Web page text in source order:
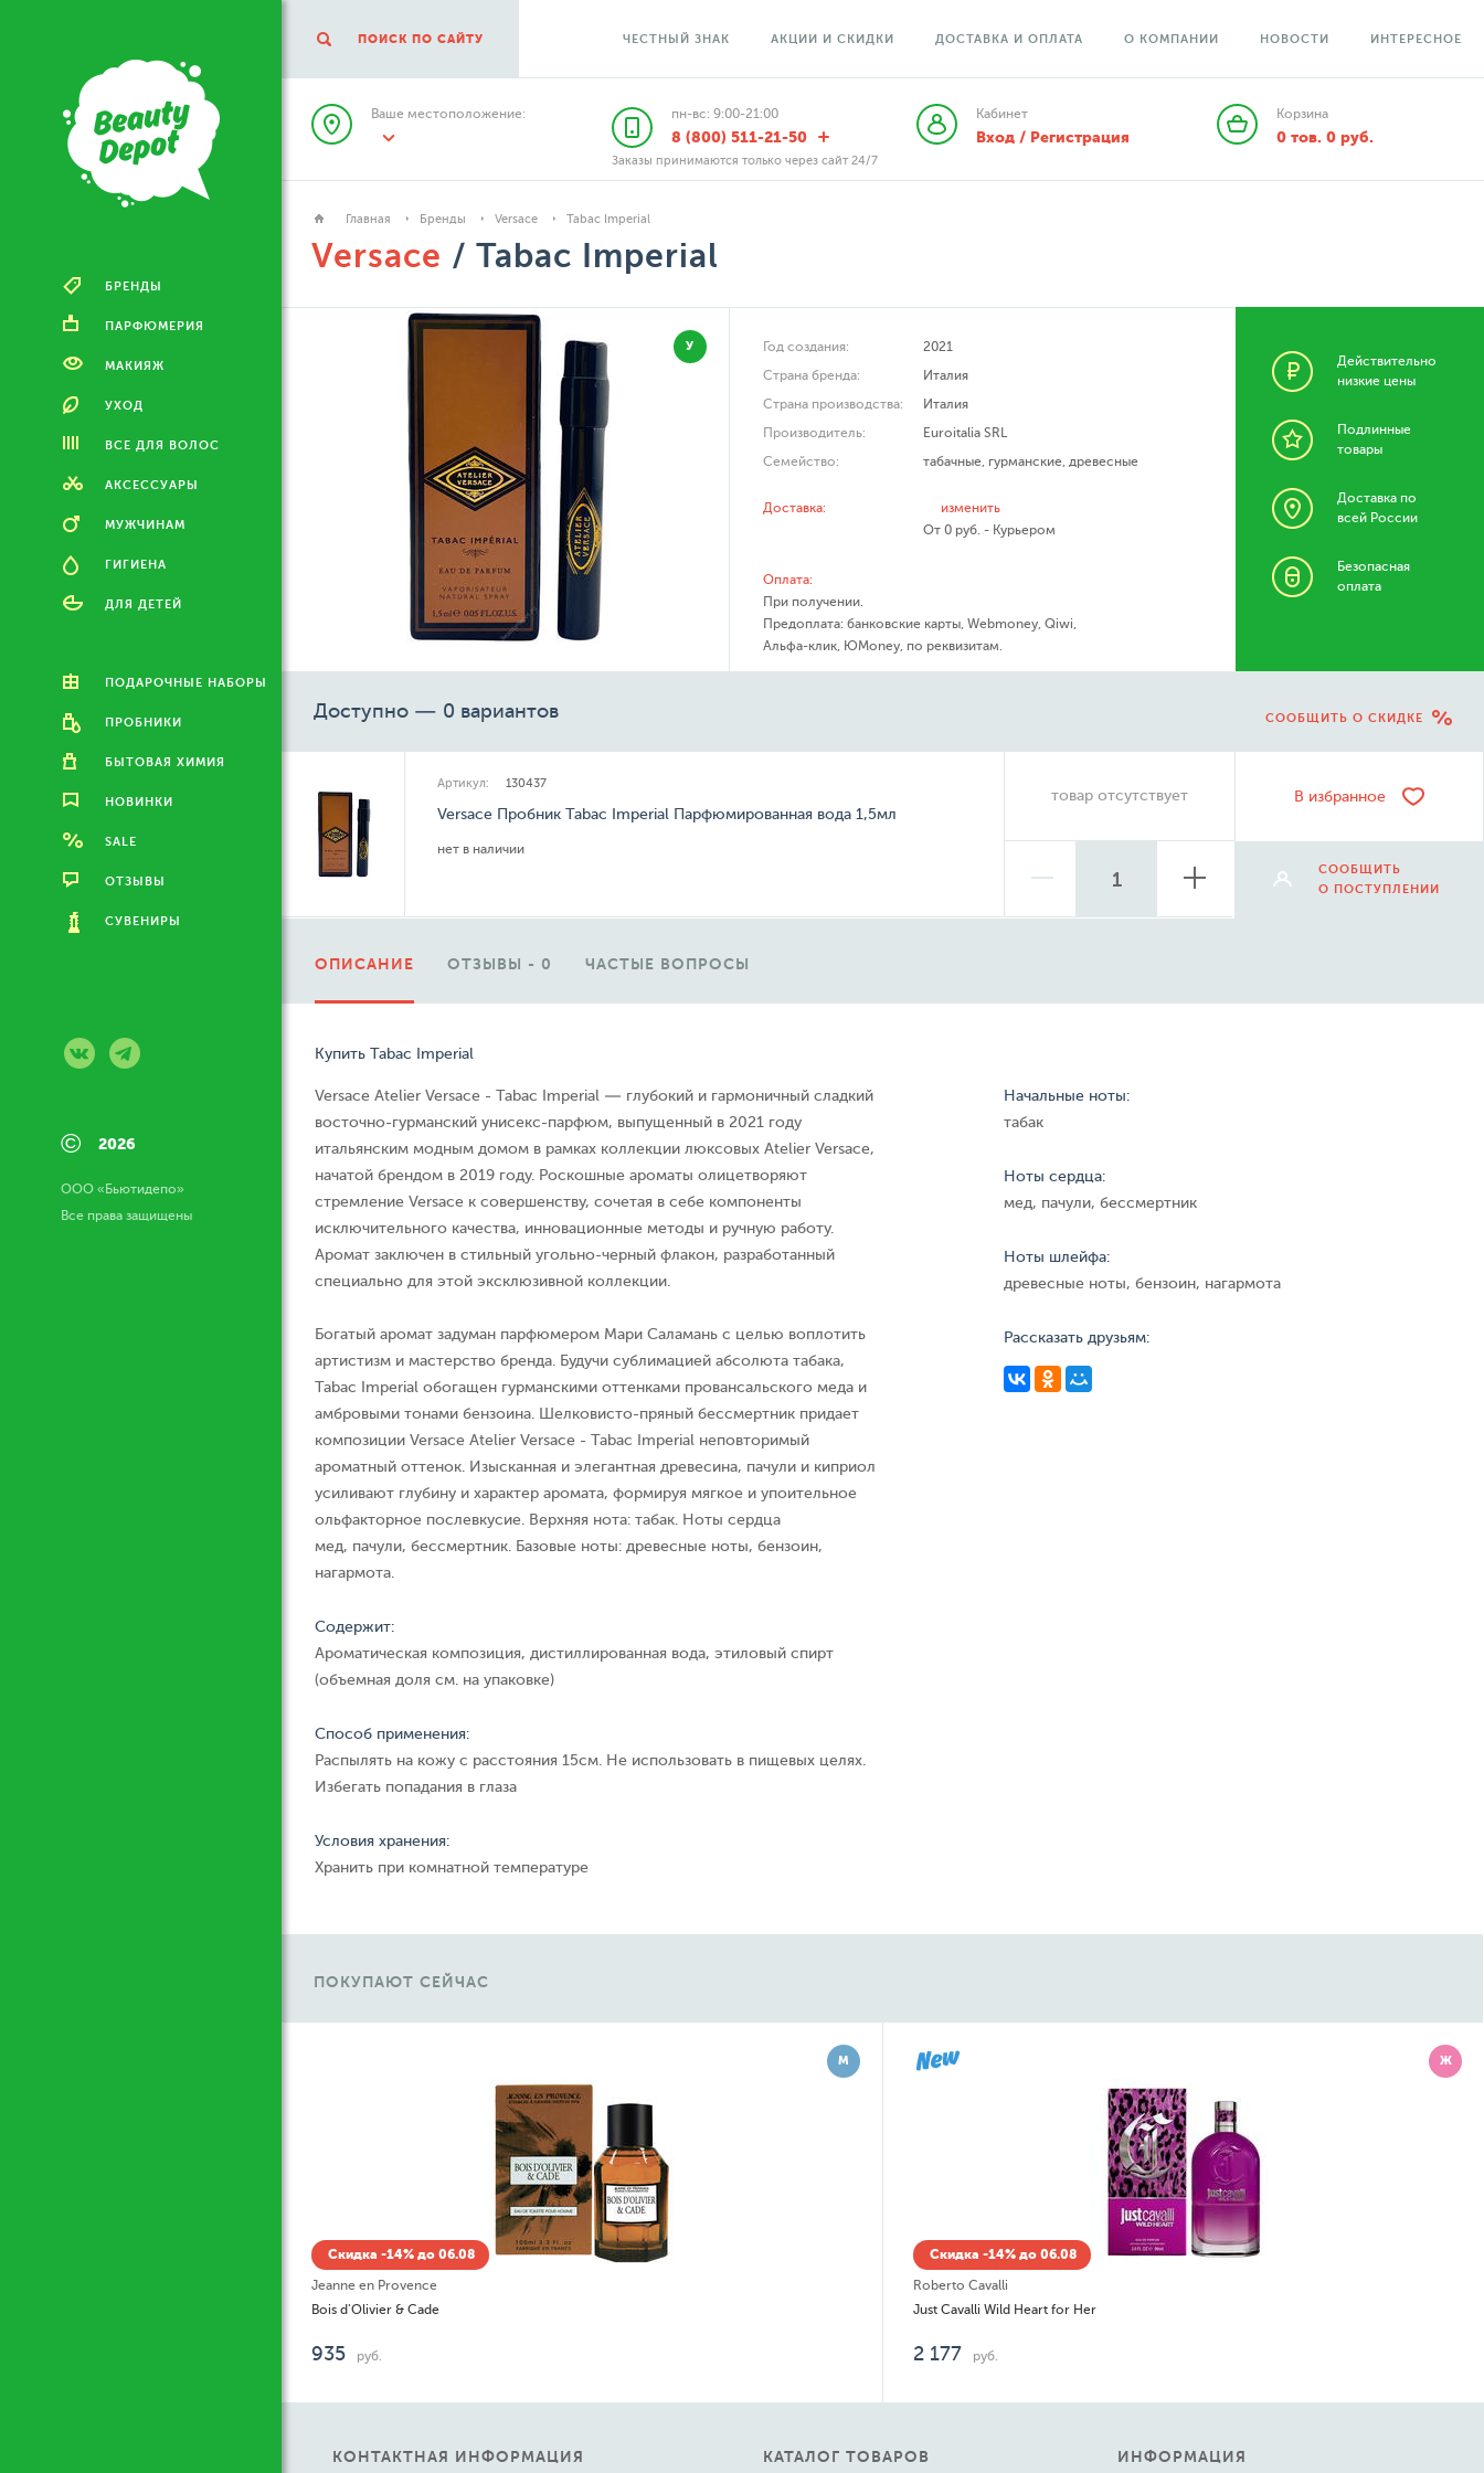
БРЕНДЫ
ПАРФЮМЕРИЯ
МАКИЯЖ
УХОД
ВСЕ ДЛЯ ВОЛОС
АКСЕССУАРЫ
МУЖЧИНАМ
ГИГИЕНА
ДЛЯ ДЕТЕЙ
ПОДАРОЧНЫЕ НАБОРЫ
ПРОБНИКИ
БЫТОВАЯ ХИМИЯ
НОВИНКИ
SALE
ОТЗЫВЫ
СУВЕНИРЫ
© 2026
ООО «Бьютидепо»
Все права защищены
ПОИСК ПО САЙТУ ЧЕСТНЫЙ ЗНАК АКЦИИ И СКИДКИ ДОСТАВКА И ОПЛАТА О КОМПАНИИ НОВОСТИ ИНТЕРЕСНОЕ
Ваше местоположение: пн-вс: 9:00-21:00
8 (800) 511-21-50
Заказы принимаются только через сайт 24/7
Кабинет
Вход / Регистрация
Корзина
0 тов. 0руб.
Главная Бренды Versace Tabac Imperial
Versace / Tabac Imperial
У Год создания:
2021
Страна бренда:
Италия
Страна производства:
Италия
Производитель:
Euroitalia SRL
Семейство:
табачные, гурманские, древесные
Доставка:
изменить
От 0 руб. - Курьером
Оплата:
При получении.
Предоплата: банковские карты, Webmoney, Qiwi,
Альфа-клик, ЮMoney, по реквизитам.
Действительно
низкие цены
Подлинные
товары
Доставка по
всей России
Безопасная
оплата
Доступно — 0 вариантов СООБЩИТЬ О СКИДКЕ
Артикул: 130437
Versace Пробник Tabac Imperial Парфюмированная вода 1,5мл
нет в наличии
товар отсутствует В избранное
СООБЩИТЬ
О ПОСТУПЛЕНИИ
ОПИСАНИЕ ОТЗЫВЫ - 0 ЧАСТЫЕ ВОПРОСЫ
Купить Tabac Imperial
Versace Atelier Versace - Tabac Imperial — глубокий и гармоничный сладкий
восточно-гурманский унисекс-парфюм, выпущенный в 2021 году
итальянским модным домом в рамках коллекции люксовых Atelier Versace,
начатой брендом в 2019 году. Роскошные ароматы олицетворяют
стремление Versace к совершенству, сочетая в себе компоненты
исключительного качества, инновационные методы и ручную работу.
Аромат заключен в стильный угольно-черный флакон, разработанный
специально для этой эксклюзивной коллекции.
Богатый аромат задуман парфюмером Мари Саламань с целью воплотить
артистизм и мастерство бренда. Будучи сублимацией абсолюта табака,
Tabac Imperial обогащен гурманскими оттенками провансальского меда и
амбровыми тонами бензоина. Шелковисто-пряный бессмертник придает
композиции Versace Atelier Versace - Tabac Imperial неповторимый
ароматный оттенок. Изысканная и элегантная древесина, пачули и киприол
усиливают глубину и характер аромата, формируя мягкое и упоительное
ольфакторное послевкусие. Верхняя нота: табак. Ноты сердца
мед, пачули, бессмертник. Базовые ноты: древесные ноты, бензоин,
нагармота.
Содержит:
Ароматическая композиция, дистиллированная вода, этиловый спирт
(объемная доля см. на упаковке)
Способ применения:
Распылять на кожу с расстояния 15см. Не использовать в пищевых целях.
Избегать попадания в глаза
Условия хранения:
Хранить при комнатной температуре
Начальные ноты:
табак
Ноты сердца:
мед, пачули, бессмертник
Ноты шлейфа:
древесные ноты, бензоин, нагармота
Рассказать друзьям:
ПОКУПАЮТ СЕЙЧАС
Скидка -14% до 06.08
КОНТАКТНАЯ ИНФОРМАЦИЯ КАТАЛОГ ТОВАРОВ ИНФОРМАЦИЯ